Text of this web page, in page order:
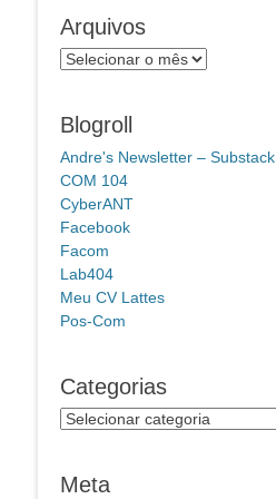
Arquivos
Arquivos
Blogroll
Andre's Newsletter – Substack
COM 104
CyberANT
Facebook
Facom
Lab404
Meu CV Lattes
Pos-Com
Categorias
Categorias
Meta